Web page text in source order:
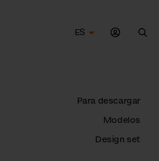
ES
Para descargar
Modelos
Design set